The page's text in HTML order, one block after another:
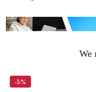
Skip the carousel of
We
-5%